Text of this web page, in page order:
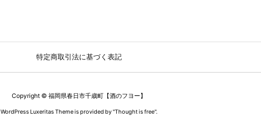
特定商取引法に基づく表記
Copyright © 福岡県春日市千歳町【酒のフヨー】
WordPress Luxeritas Theme is provided by "Thought is free".